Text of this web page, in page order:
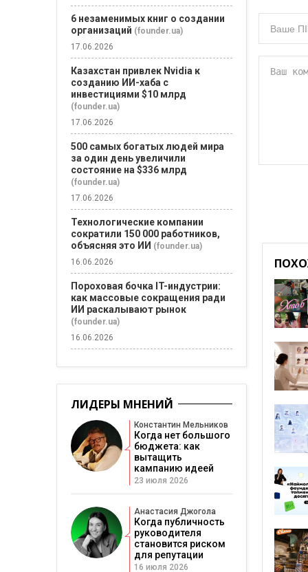
6 незаменимых книг о создании
организаций (founder.ua)
17.06.2026
Казахстан привлек Nvidia к
созданию ИИ-хаба с
инвестициями $10 млрд
(founder.ua)
17.06.2026
500 самых богатых людей мира
за один день увеличили
состояние на $336 млрд
(founder.ua)
17.06.2026
Технологические компании
сократили 150 000 работников,
объясняя это ИИ (founder.ua)
16.06.2026
Пороховая бочка IT-индустрии:
как массовые сокращения ради
ИИ раскалывают рынок
(founder.ua)
16.06.2026
ЛИДЕРЫ МНЕНИЙ
Константин Мельников
Когда нет большого
бюджета: как
вытащить
кампанию идеей
23 июля 2026
Анастасия Джогола
Когда публичность
руководителя
становится риском
для репутации
16 июля 2026